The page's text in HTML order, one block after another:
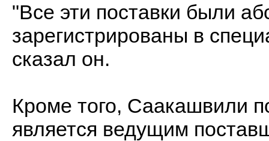
"Все эти поставки были
зарегистрированы в
сказал он.
Кроме того, Саакашвили
является ведущим